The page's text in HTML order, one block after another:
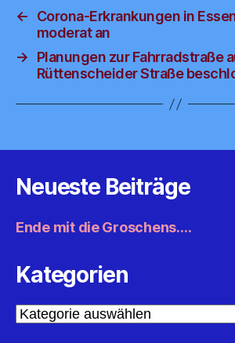
←
Corona-Erkrankungen in
moderat an
→
Planungen zur Fahrradstraße
Rüttenscheider Straße
Neueste Beiträge
Ende mit die Groschens….
Kategorien
Kategorien